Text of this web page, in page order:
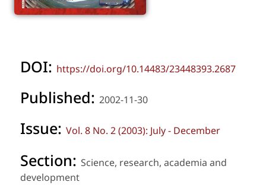
DOI: https://doi.org/10.14483/23448393.2687
Published: 2002-11-30
Issue: Vol. 8 No. 2 (2003): July - December
Section: Science, research, academia and
development